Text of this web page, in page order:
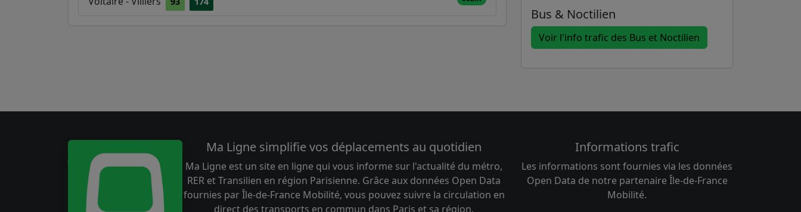
Bus & Noctilien
Voir l'info trafic des Bus et Noctilien
Ma Ligne simplifie vos déplacements au quotidien
Ma Ligne est un site en ligne qui vous informe sur l'actualité du métro,
RER et Transilien en région Parisienne. Grâce aux données Open Data
fournies par Île-de-France Mobilité, vous pouvez suivre la circulation en
direct des transports en commun dans Paris et sa région.
Informations trafic
Les informations sont fournies via les données
Open Data de notre partenaire Île-de-France
Mobilité.